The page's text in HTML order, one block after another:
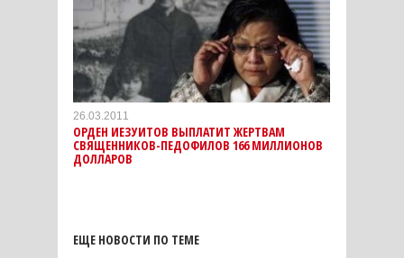
26.03.2011
ОРДЕН ИЕЗУИТОВ ВЫПЛАТИТ ЖЕРТВАМ
СВЯЩЕННИКОВ-ПЕДОФИЛОВ 166 МИЛЛИОНОВ
ДОЛЛАРОВ
ЕЩЕ НОВОСТИ ПО ТЕМЕ